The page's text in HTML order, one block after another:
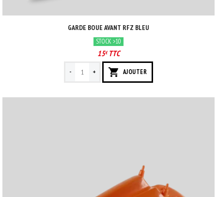
GARDE BOUE AVANT RFZ BLEU
STOCK >10
15€TTC
- + AJOUTER